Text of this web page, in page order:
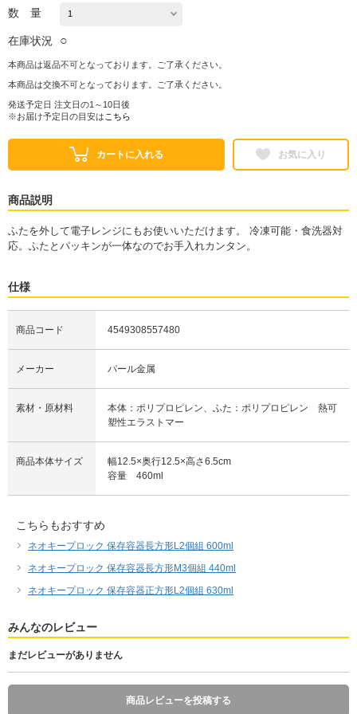
数 量
在庫状況 ○
本商品は返品不可となっております。ご了承ください。
本商品は交換不可となっております。ご了承ください。
発送予定日 注文日の1～10日後
※お届け予定日の目安は こちら
カートに入れる お気に入り
商品説明
ふたを外して電子レンジにもお使いいただけます。 冷凍可能・食洗器対
応。ふたとパッキンが一体なのでお手入れカンタン。
仕様
商品コード 4549308557480
メーカー パール金属
素材・原材料
本体：ポリプロピレン、ふた：ポリプロピレン 熱可
塑性エラストマー
商品本体サイズ
幅12.5×奥行12.5×高さ6.5cm
容量 460ml
こちらもおすすめ
ネオキープロック 保存容器長方形L2個組 600ml
ネオキープロック 保存容器長方形M3個組 440ml
ネオキープロック 保存容器正方形L2個組 630ml
みんなのレビュー
まだレビューがありません
商品レビューを投稿する